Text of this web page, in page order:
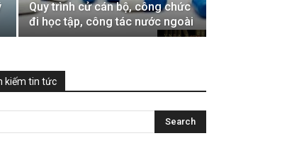
Quy trình cử cán bộ, công chức
đi học tập, công tác nước ngoài
kiếm tin tức